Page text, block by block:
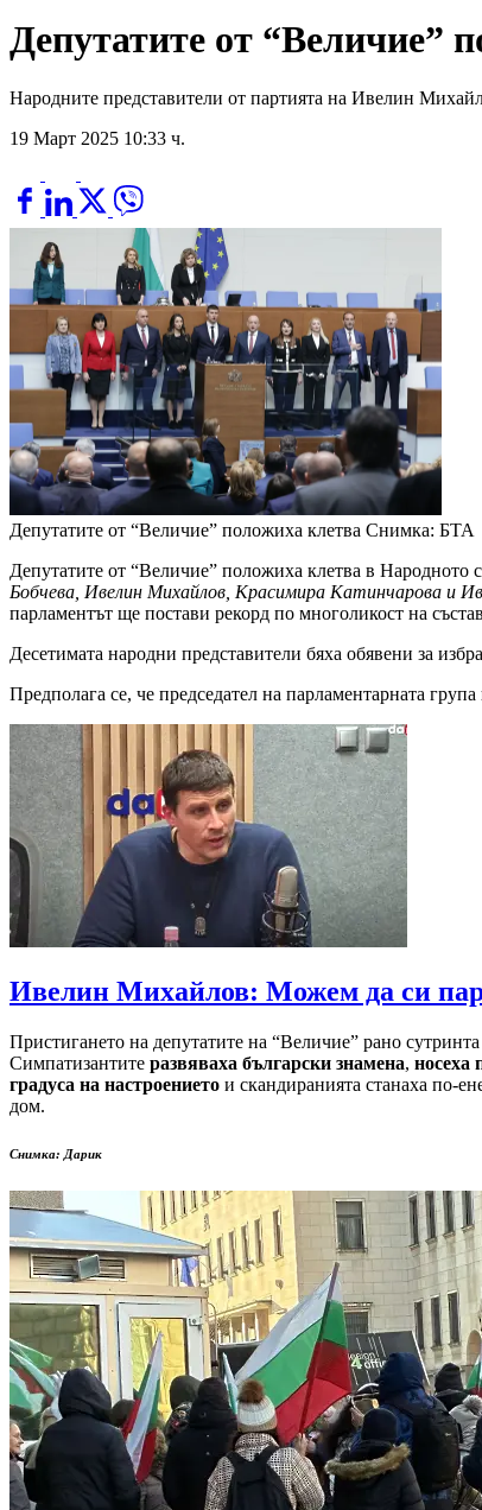
Депутатите от “Величие”
Народните представители от партията на Ивелин
19 Март 2025 10:33 ч.
Депутатите от “Величие” положиха клетва Снимка: БТА
Депутатите от “Величие” положиха клетва в Народното
Бобчева, Ивелин Михайлов, Красимира Катинчарова и
парламентът ще постави рекорд по многоликост на
Десетимата народни представители бяха обявени за
Предполага се, че председател на парламентарната
Ивелин Михайлов: Можем да си
Пристигането на депутатите на “Величие” рано
Симпатизантите развяваха български знамена, носеха
градуса на настроението и скандиранията станаха по-
дом.
Снимка: Дарик